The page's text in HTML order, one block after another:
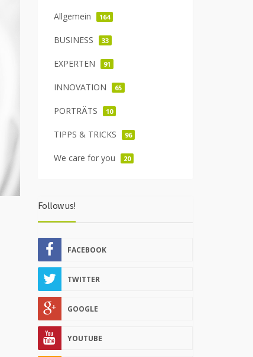
Allgemein 164
BUSINESS 33
EXPERTEN 91
INNOVATION 65
PORTRÄTS 10
TIPPS & TRICKS 96
We care for you 20
Follow us!
FACEBOOK
TWITTER
GOOGLE
YOUTUBE